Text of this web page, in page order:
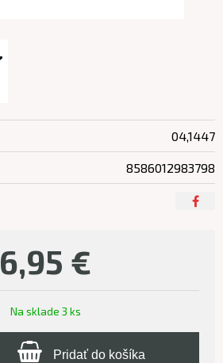
6,95 €
Na sklade 3 ks
Pridať do košíka
04,1447
8586012983798